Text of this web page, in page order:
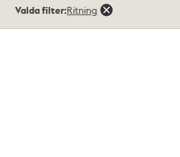
träffar
Valda filter:Ritning